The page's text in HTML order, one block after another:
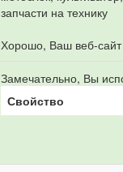
запчасти на технику
Хорошо, Ваш веб-
Замечательно, Вы
Свойство